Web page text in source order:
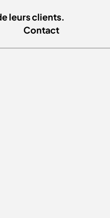
leurs clients.
Contact